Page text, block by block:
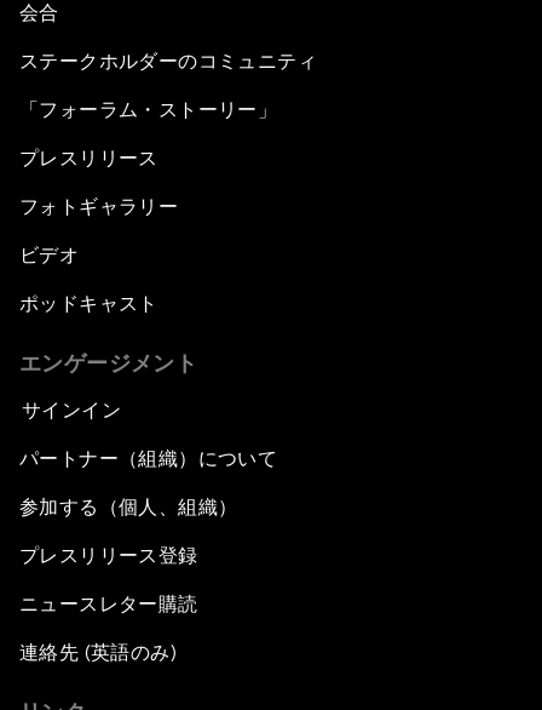
会合
ステークホルダーのコミュニティ
「フォーラム・ストーリー」
プレスリリース
フォトギャラリー
ビデオ
ポッドキャスト
エンゲージメント
サインイン
パートナー（組織）について
参加する（個人、組織）
プレスリリース登録
ニュースレター購読
連絡先 (英語のみ)